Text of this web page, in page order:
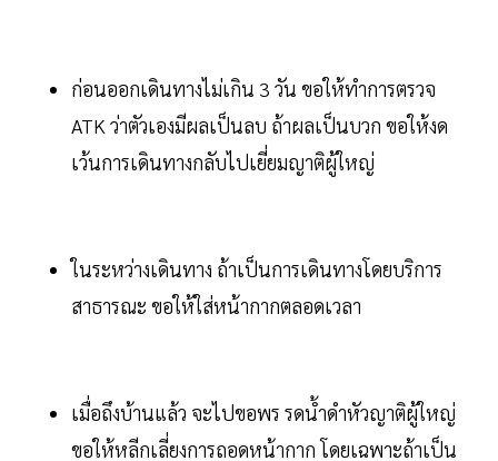
ก่อนออกเดินทางไม่เกิน 3 วัน ขอให้ทำการตรวจ
ATK ว่าตัวเองมีผลเป็นลบ ถ้าผลเป็นบวก ขอให้งด
เว้นการเดินทางกลับไปเยี่ยมญาติผู้ใหญ่
ในระหว่างเดินทาง ถ้าเป็นการเดินทางโดยบริการ
สาธารณะ ขอให้ใส่หน้ากากตลอดเวลา
เมื่อถึงบ้านแล้ว จะไปขอพร รดน้ำดำหัวญาติผู้ใหญ่
ขอให้หลีกเลี่ยงการถอดหน้ากาก โดยเฉพาะถ้าเป็น